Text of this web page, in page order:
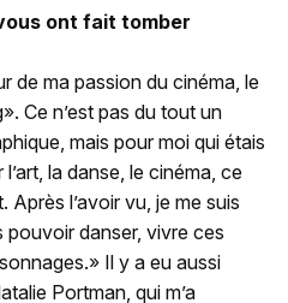
ont fait tomber
ma passion du cinéma, le
Ce n’est pas du tout un
mais pour moi qui étais
la danse, le cinéma, ce
l’avoir vu, je me suis
pouvoir danser, vivre ces
Il y a eu aussi
Portman, qui m’a